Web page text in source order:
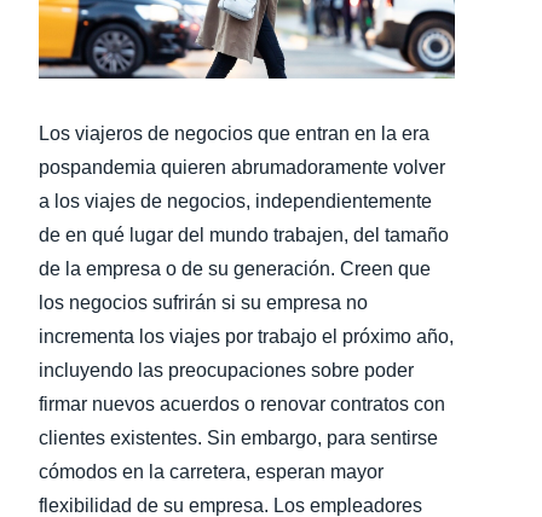
Nederlands (English)
Sweden (English)
Finland (English)
Belgium (English)
España (Español)
Norway (English)
Singapore (English)
Los viajeros de negocios que entran en la era
pospandemia quieren abrumadoramente volver
a los viajes de negocios, independientemente
de en qué lugar del mundo trabajen, del tamaño
de la empresa o de su generación. Creen que
los negocios sufrirán si su empresa no
incrementa los viajes por trabajo el próximo año,
incluyendo las preocupaciones sobre poder
firmar nuevos acuerdos o renovar contratos con
clientes existentes. Sin embargo, para sentirse
cómodos en la carretera, esperan mayor
flexibilidad de su empresa. Los empleadores